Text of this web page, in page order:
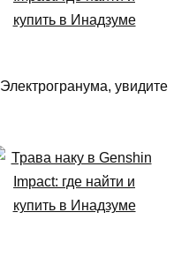
увидите